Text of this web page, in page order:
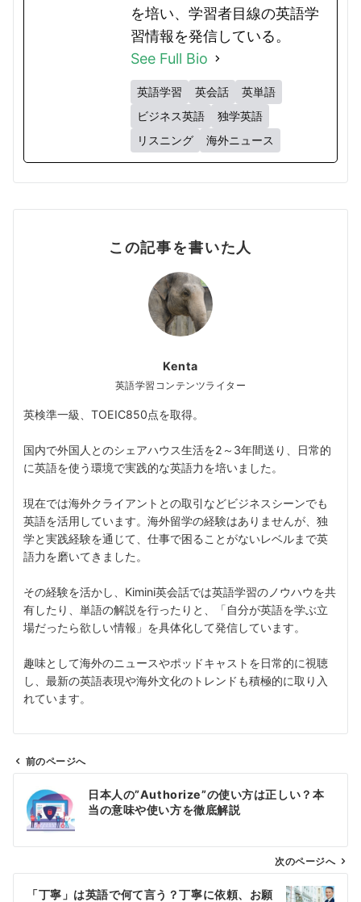
を培い、学習者目線の英語学
習情報を発信している。
See Full Bio
英語学習 英会話
英単語
ビジネス英語
独学英語
リスニング
海外ニュース
この記事を書いた人
Kenta
英語学習コンテンツライター
英検準一級、TOEIC850点を取得。
国内で外国人とのシェアハウス生活を2～3年間送り、日常的
に英語を使う環境で実践的な英語力を培いました。
現在では海外クライアントとの取引などビジネスシーンでも
英語を活用しています。海外留学の経験はありませんが、独
学と実践経験を通じて、仕事で困ることがないレベルまで英
語力を磨いてきました。
その経験を活かし、Kimini英会話では英語学習のノウハウを共
有したり、単語の解説を行ったりと、「自分が英語を学ぶ立
場だったら欲しい情報」を具体化して発信しています。
趣味として海外のニュースやポッドキャストを日常的に視聴
し、最新の英語表現や海外文化のトレンドも積極的に取り入
れています。
前のページへ
日本人の”Authorize”の使い方は正しい？本
当の意味や使い方を徹底解説
次のページへ
「丁寧」は英語で何て言う？丁寧に依頼、お願